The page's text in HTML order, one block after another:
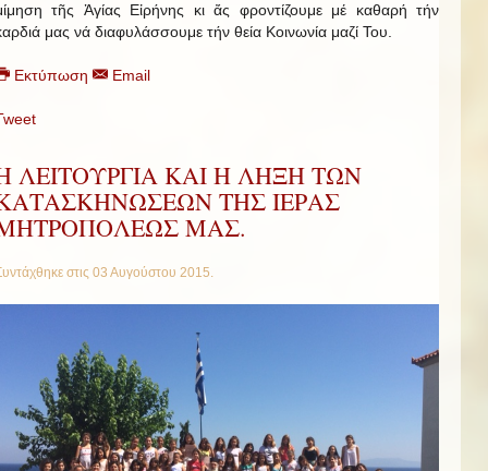
τῆς Ἁγίας Εἰρήνης κι ἄς φροντίζουμε μέ καθαρή τήν
μας νά διαφυλάσσουμε τήν θεία Κοινωνία μαζί Του.
Εκτύπωση Email
ΛΕΙΤΟΥΡΓΙΑ ΚΑΙ Η ΛΗΞΗ ΤΩΝ
ΤΗΣ ΙΕΡΑΣ
ΜΑΣ.
στις 03 Αυγούστου 2015.